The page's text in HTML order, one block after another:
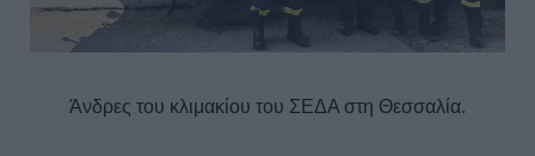
Άνδρες του κλιμακίου του ΣΕΔΑ στη Θεσσαλία.